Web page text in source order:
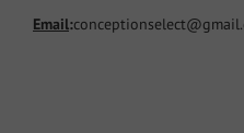
Email: